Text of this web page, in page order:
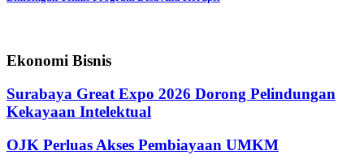
Ekonomi Bisnis
Surabaya Great Expo 2026 Dorong Pelindungan
Kekayaan Intelektual
OJK Perluas Akses Pembiayaan UMKM